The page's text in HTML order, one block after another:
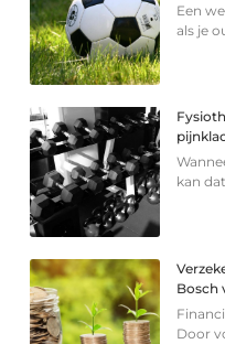
Een
als je
kan
Bosch
Door